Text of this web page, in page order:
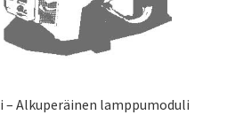
– Alkuperäinen lamppumoduli